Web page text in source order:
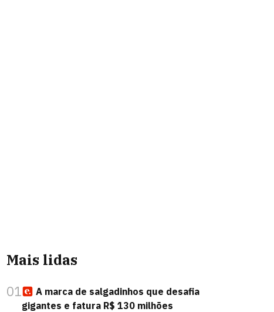
Mais lidas
01
A marca de salgadinhos que desafia
gigantes e fatura R$ 130 milhões